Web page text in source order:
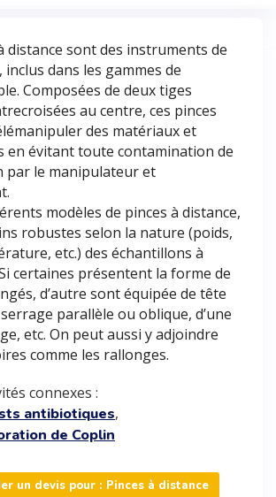
distance sont des instruments de
dans les gammes de
Composées de deux tiges
au centre, ces pinces
des matériaux et
en évitant toute contamination de
par le manipulateur et
modèles de pinces à distance,
robustes selon la nature (poids,
etc.) des échantillons à
certaines présentent la forme de
d’autre sont équipée de tête
parallèle ou oblique, d’une
etc. On peut aussi y adjoindre
comme les rallonges.
connexes :
antibiotiques,
de Coplin
un devis pour : Pinces à distance